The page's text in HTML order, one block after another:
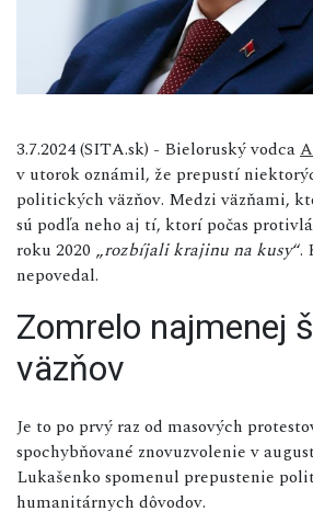
3.7.2024 (SITA.sk) - Bieloruský vodca
v utorok oznámil, že prepustí
politických väzňov. Medzi väzňami,
sú podľa neho aj tí, ktorí počas
roku 2020 „rozbíjali krajinu na kusy“.
nepovedal.
Zomrelo najmenej
väzňov
Je to po prvý raz od masových
spochybňované znovuzvolenie v
Lukašenko spomenul prepustenie
humanitárnych dôvodov.